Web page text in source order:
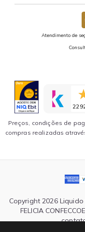
Atendimento de
Preços, condições de
compras realizadas
Copyright 2026
FELICIA